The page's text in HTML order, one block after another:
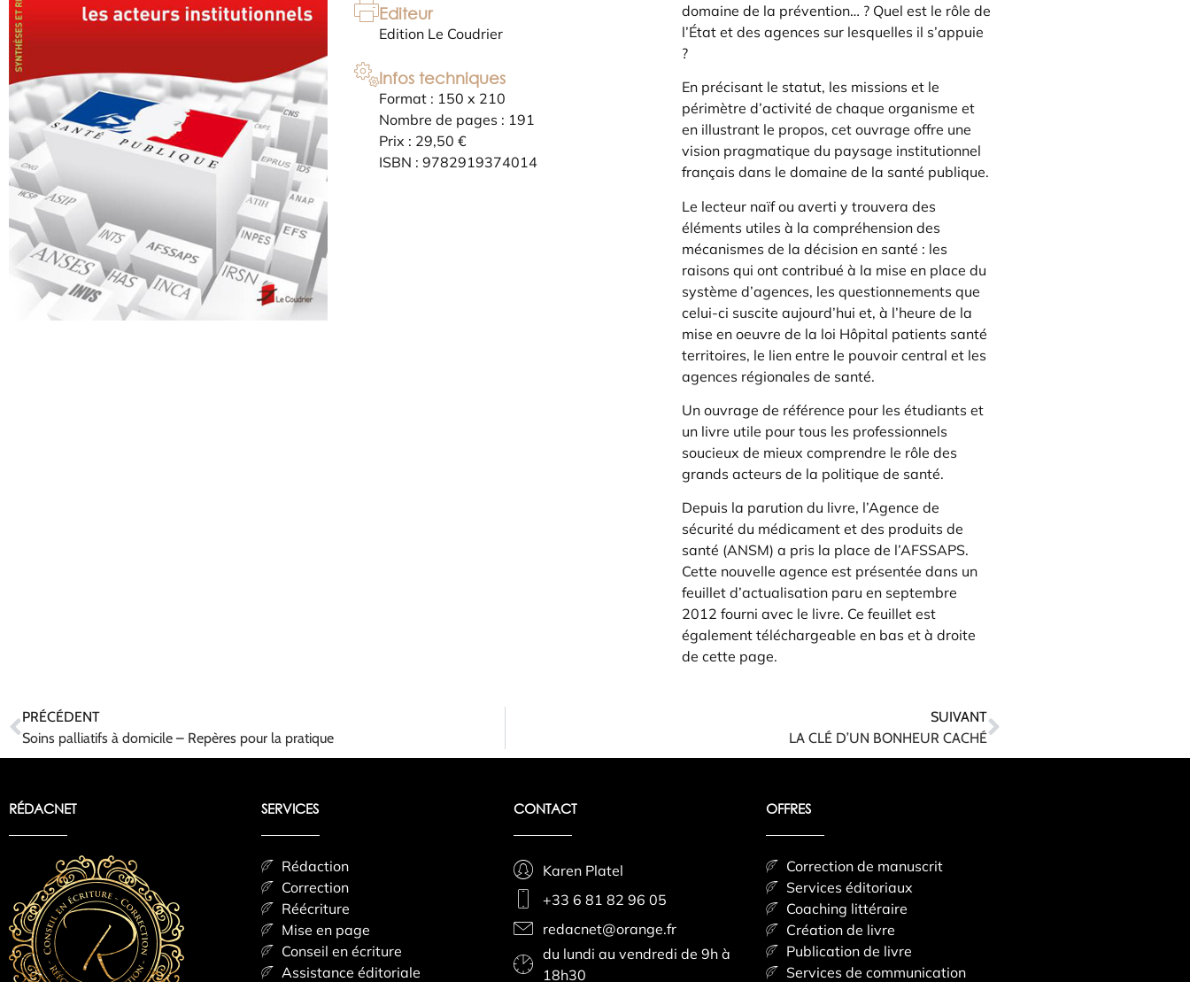
Editeur
Edition Le Coudrier
Infos techniques
Format : 150 x 210
Nombre de pages : 191
Prix : 29,50 €
ISBN : 9782919374014
domaine de la prévention… ? Quel est le rôle de
l’État et des agences sur lesquelles il s’appuie
?
En précisant le statut, les missions et le
périmètre d’activité de chaque organisme et
en illustrant le propos, cet ouvrage offre une
vision pragmatique du paysage institutionnel
français dans le domaine de la santé publique.
Le lecteur naïf ou averti y trouvera des
éléments utiles à la compréhension des
mécanismes de la décision en santé : les
raisons qui ont contribué à la mise en place du
système d’agences, les questionnements que
celui-ci suscite aujourd’hui et, à l’heure de la
mise en oeuvre de la loi Hôpital patients santé
territoires, le lien entre le pouvoir central et les
agences régionales de santé.
Un ouvrage de référence pour les étudiants et
un livre utile pour tous les professionnels
soucieux de mieux comprendre le rôle des
grands acteurs de la politique de santé.
Depuis la parution du livre, l’Agence de
sécurité du médicament et des produits de
santé (ANSM) a pris la place de l’AFSSAPS.
Cette nouvelle agence est présentée dans un
feuillet d’actualisation paru en septembre
2012 fourni avec le livre. Ce feuillet est
également téléchargeable en bas et à droite
de cette page.
PRÉCÉDENT
Soins palliatifs à domicile – Repères pour la pratique
SUIVANT
LA CLÉ D’UN BONHEUR CACHÉ
RÉDACNET SERVICES
Rédaction
Correction
Réécriture
Mise en page
Conseil en écriture
Assistance éditoriale
CONTACT
Karen Platel
+33 6 81 82 96 05
redacnet@orange.fr
du lundi au vendredi de 9h à
18h30
OFFRES
Correction de manuscrit
Services éditoriaux
Coaching littéraire
Création de livre
Publication de livre
Services de communication